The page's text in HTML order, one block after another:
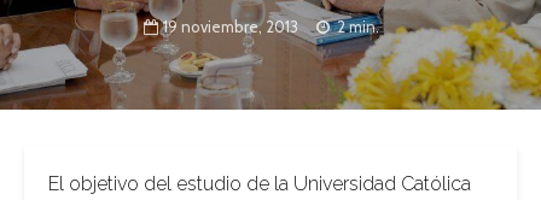
19 noviembre, 2013 2 min.
El objetivo del estudio de la Universidad Católica